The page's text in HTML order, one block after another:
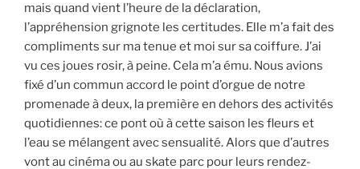
mais quand vient l’heure de la déclaration,
l’appréhension grignote les certitudes. Elle m’a fait des
compliments sur ma tenue et moi sur sa coiffure. J’ai
vu ces joues rosir, à peine. Cela m’a ému. Nous avions
fixé d’un commun accord le point d’orgue de notre
promenade à deux, la première en dehors des activités
quotidiennes: ce pont où à cette saison les fleurs et
l’eau se mélangent avec sensualité. Alors que d’autres
vont au cinéma ou au skate parc pour leurs rendez-